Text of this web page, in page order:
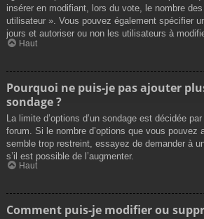
insérer en modifiant, lors du vote, le nombre
utilisateur ». Vous pouvez également spécifier
jours et autoriser ou non les utilisateurs à
Haut
Pourquoi ne puis-je pas ajouter
sondage ?
La limite d’options d’un sondage est décidée
forum. Si le nombre d’options que vous pouvez
semble trop restreint, essayez de demander à
s’il est possible de l’augmenter.
Haut
Comment puis-je modifier ou